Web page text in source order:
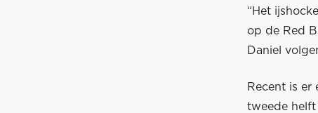
“Het
op de Red
Daniel
Recent is
tweede helft